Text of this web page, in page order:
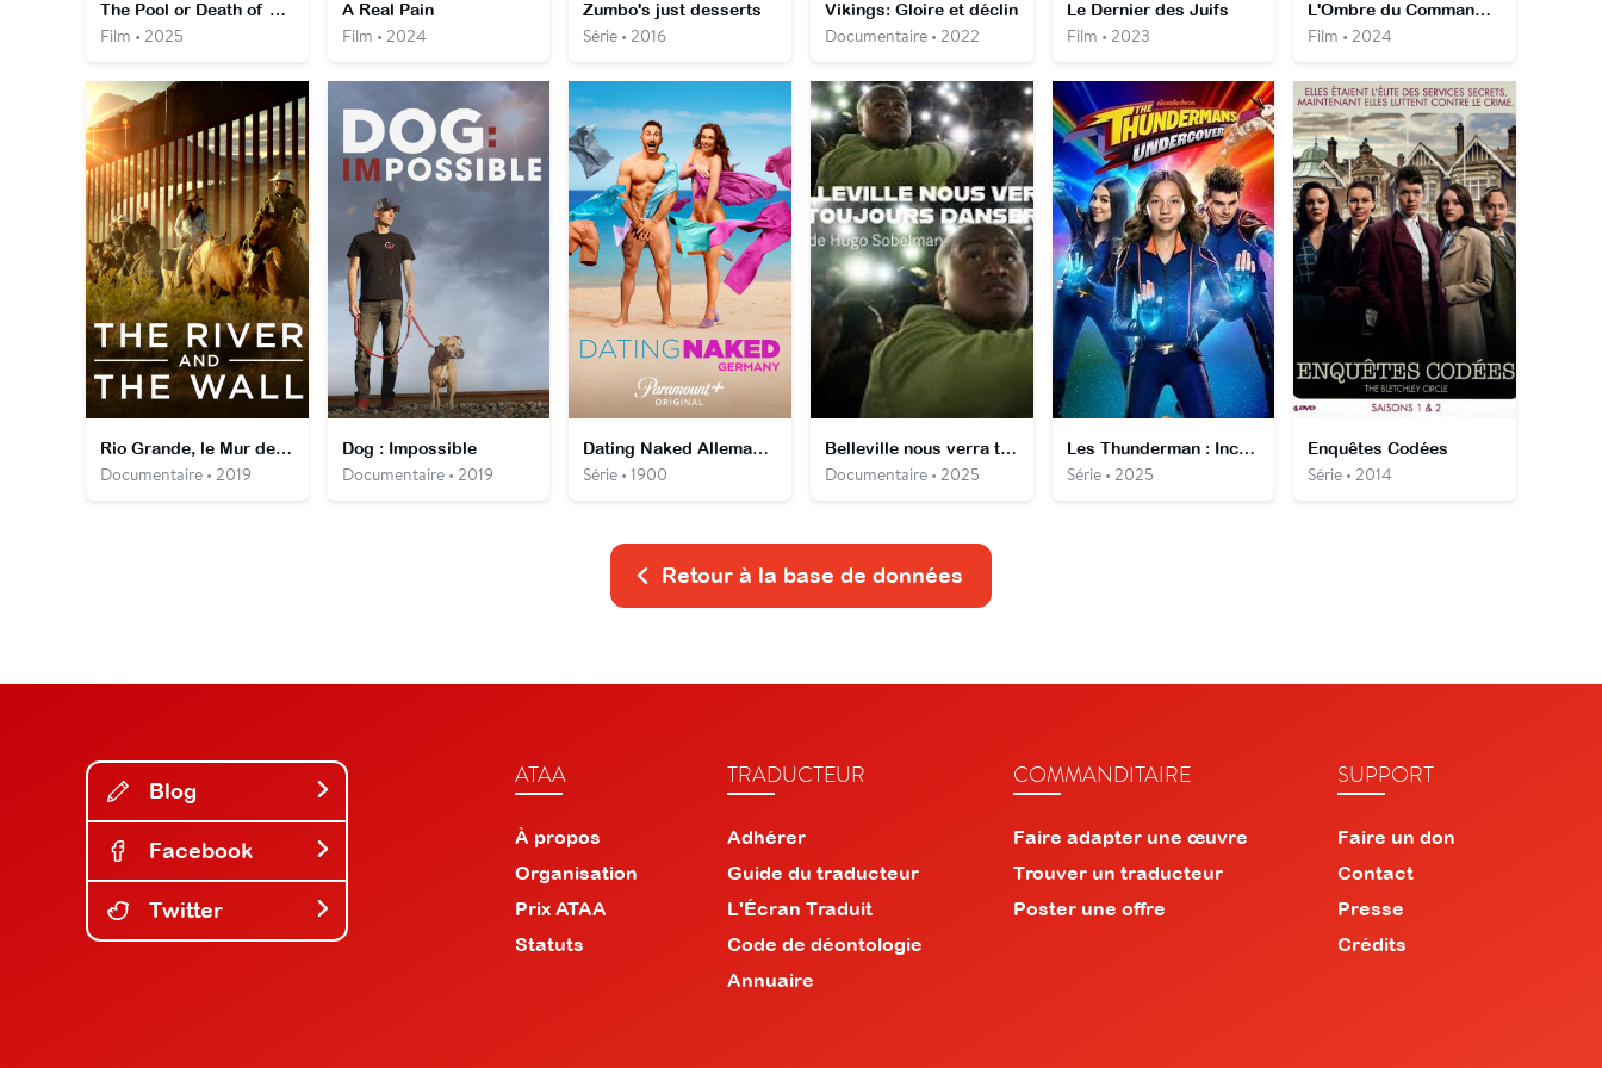
The Pool or Death of A Gold Fish
Film • 2025
A Real Pain
Film • 2024
Zumbo's just desserts
Série • 2016
Vikings: Gloire et déclin
Documentaire • 2022
Le Dernier des Juifs
Film • 2023
L'Ombre du Commandant
Film • 2024
Rio Grande, le Mur de la Discorde
Documentaire • 2019
Dog : Impossible
Documentaire • 2019
Dating Naked Allemagne
Série • 1900
Belleville nous verra toujours danser
Documentaire • 2025
Les Thunderman : Incognito
Série • 2025
Enquêtes Codées
Série • 2014
Retour à la base de données
Blog
Facebook
Twitter
ATAA
À propos
Organisation
Prix ATAA
Statuts
TRADUCTEUR
Adhérer
Guide du traducteur
L'Écran Traduit
Code de déontologie
Annuaire
COMMANDITAIRE
Faire adapter une œuvre
Trouver un traducteur
Poster une offre
SUPPORT
Faire un don
Contact
Presse
Crédits